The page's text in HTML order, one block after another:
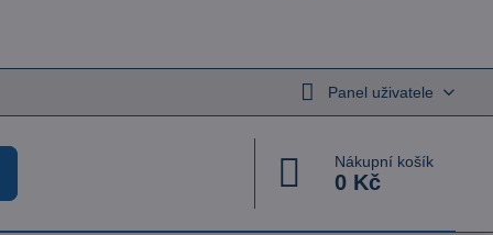
Panel uživatele
Nákupní košík
0 Kč